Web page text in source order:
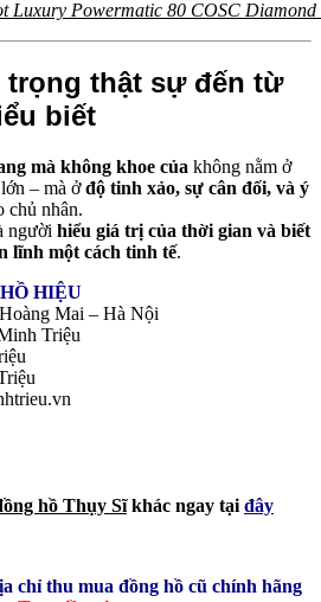
Luxury Powermatic 80 COSC
trọng thật sự đến từ
biết
mà không khoe của không nằm ở
– mà ởđộ tinh xảo, sự cân đối, và ý
chủ nhân.
người hiểu giá trị của thời gian và biết
lĩnh một cách tinh tế.
HIỆU
Mai – Hà Nội
Triệu
hồ Thụy Sĩkhác ngay tại đây
chỉ thu mua đồng hồ cũ chính hãng